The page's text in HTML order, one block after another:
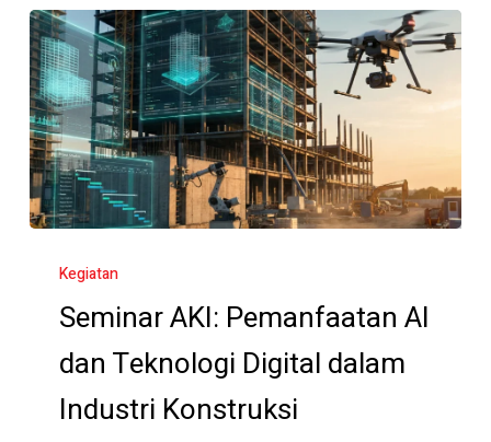
Pemanfaatan
Teknologi
Digital
Kegiatan
Seminar AKI: Pemanfaatan AI
dan Teknologi Digital dalam
Industri Konstruksi